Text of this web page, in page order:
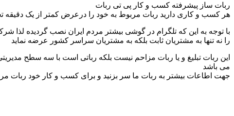
ربات ساز پیشرفته کسب و کار پی تی ربات
هر کسب و کاری دارید ربات مربوط به خود را درعرض کمتر از یک دقیقه
با توجه به این که تلگرام در گوشی بیشتر مردم ایران نصب گردیده
را نه تنها به مشتریان ثابت بلکه به مشتریان سراسر کشور عرضه نماید
این ربات تبلیغ و یا ربات مزاحم نیست بلکه رباتی است با سه سطح
می باشد
جهت اطاعات بیشتر به ربات ما سر بزنید و برای کسب و کار خود ربات